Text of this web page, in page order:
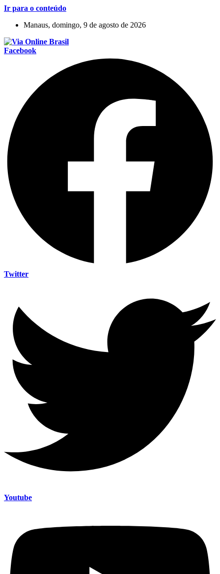
Ir para o conteúdo
Manaus, domingo, 9 de agosto de 2026
Facebook
Twitter
Youtube